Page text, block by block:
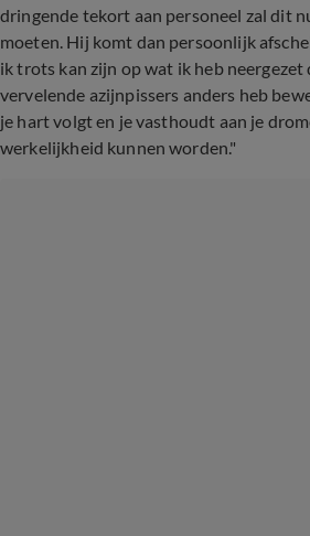
dringende tekort aan personeel zal dit
moeten. Hij komt dan persoonlijk
ik trots kan zijn op wat ik heb neergezet
vervelende azijnpissers anders heb
je hart volgt en je vasthoudt aan je
werkelijkheid kunnen worden."